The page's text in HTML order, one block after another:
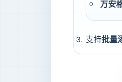
万安
支持批量